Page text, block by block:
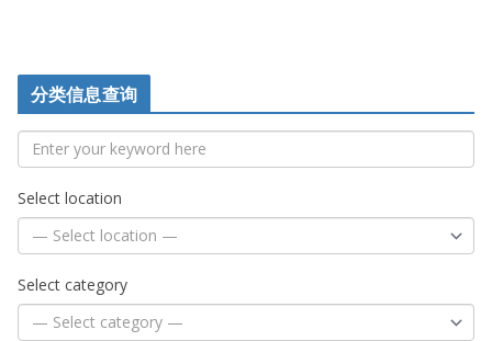
分类信息查询
Select location
Select category